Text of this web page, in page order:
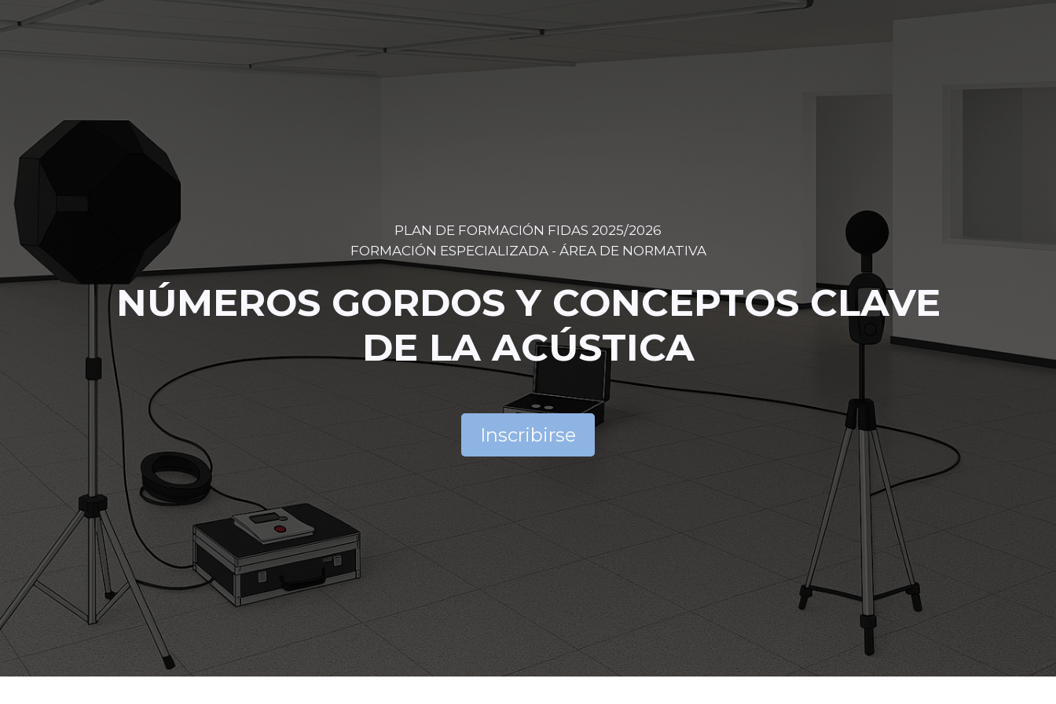
PLAN DE FORMACIÓN FIDAS 2025/2026
FORMACIÓN ESPECIALIZADA - ÁREA DE NORMATIVA
NÚMEROS GORDOS Y CONCEPTOS CLAVE
DE LA ACÚSTICA
Inscribirse